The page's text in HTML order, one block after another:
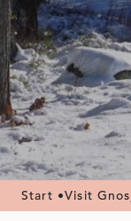
Start •Visit